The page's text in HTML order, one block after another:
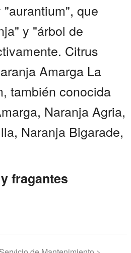
que
y "árbol de
Citrus
Amarga La
también conocida
Naranja Agria,
Naranja Bigarade,
fragantes